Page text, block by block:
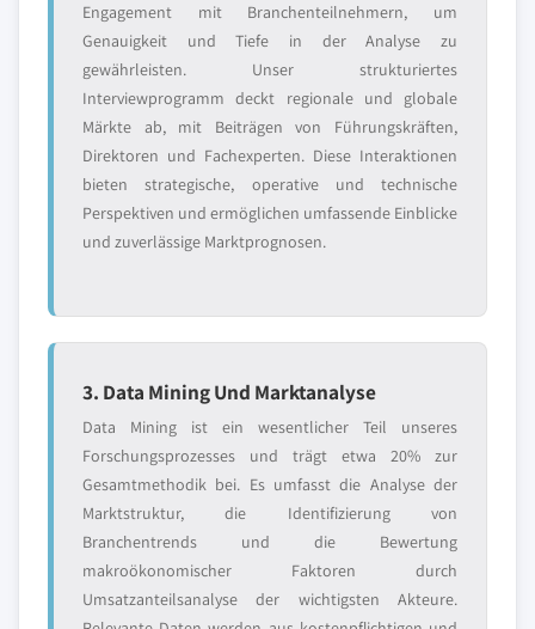
Engagement mit Branchenteilnehmern, um
Genauigkeit und Tiefe in der Analyse zu
gewährleisten. Unser strukturiertes
Interviewprogramm deckt regionale und globale
Märkte ab, mit Beiträgen von Führungskräften,
Direktoren und Fachexperten. Diese Interaktionen
bieten strategische, operative und technische
Perspektiven und ermöglichen umfassende Einblicke
und zuverlässige Marktprognosen.
3. Data Mining Und Marktanalyse
Data Mining ist ein wesentlicher Teil unseres
Forschungsprozesses und trägt etwa 20% zur
Gesamtmethodik bei. Es umfasst die Analyse der
Marktstruktur, die Identifizierung von
Branchentrends und die Bewertung
makroökonomischer Faktoren durch
Umsatzanteilsanalyse der wichtigsten Akteure.